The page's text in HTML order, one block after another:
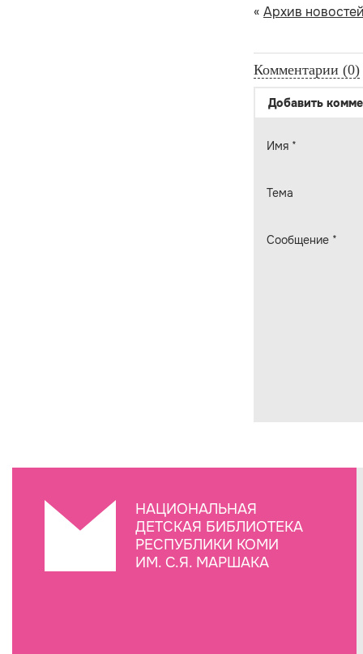
« Архив
Комментарии (0)
Добавить
Имя *
Тема
Сообщение *
НАЦИОНАЛЬНАЯ
ДЕТСКАЯ БИБЛИОТЕКА
РЕСПУБЛИКИ КОМИ
ИМ. С.Я. МАРШАКА